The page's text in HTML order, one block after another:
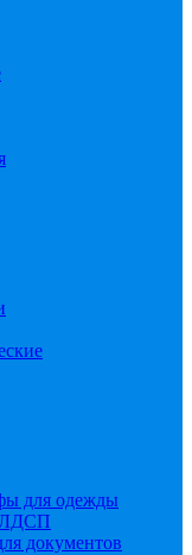
для одежды
ЛДСП
документов